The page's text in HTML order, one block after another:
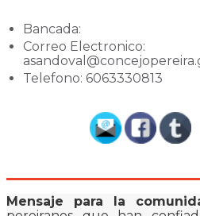
Bancada:
Correo Electronico:
Telefono: 6063330813
Mensaje para la